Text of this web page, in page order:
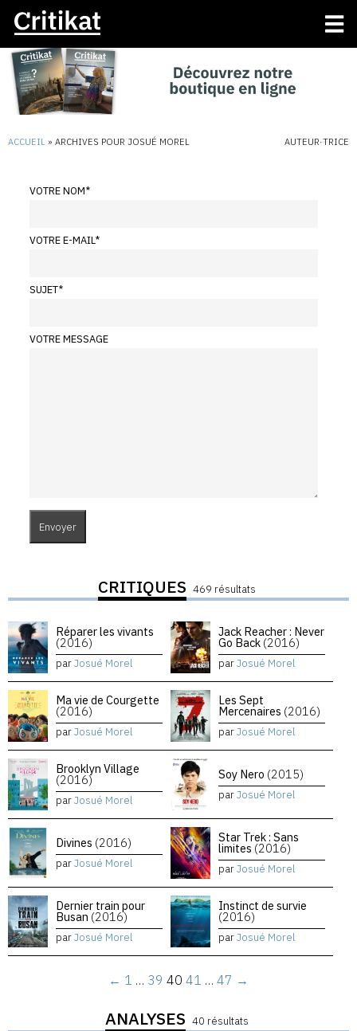
ACCUEIL » ARCHIVES POUR JOSUÉ MOREL AUTEUR·TRICE
VOTRE NOM*
VOTRE E-MAIL*
SUJET*
VOTRE MESSAGE
CRITIQUES 469 résultats
Réparer les vivants
(2016)
parJosué Morel
Jack Reacher : Never
Go Back (2016)
parJosué Morel
Ma vie de Courgette
(2016)
parJosué Morel
Les Sept
Mercenaires (2016)
parJosué Morel
Brooklyn Village
(2016)
parJosué Morel
Soy Nero (2015)
parJosué Morel
Divines (2016)
parJosué Morel
Star Trek : Sans
limites (2016)
parJosué Morel
Dernier train pour
Busan (2016)
parJosué Morel
Instinct de survie
(2016)
parJosué Morel
← 1 … 39 40 41 … 47 →
ANALYSES 40 résultats